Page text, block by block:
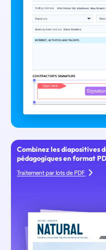
Combinez les diapositives
pédagogiques en format
Traitement par lots de PDF